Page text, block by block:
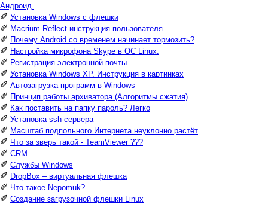
Андроид.
✐ Установка Windows с флешки
✐ Macrium Reflect инструкция пользователя
✐ Почему Android со временем начинает тормозить?
✐ Настройка микрофона Skype в ОС Linux.
✐ Регистрация электронной почты
✐ Установка Windows XP. Инструкция в картинках
✐ Автозагрузка программ в Windows
✐ Принцип работы архиватора (Алгоритмы сжатия)
✐ Как поставить на папку пароль? Легко
✐ Установка ssh-сервера
✐ Масштаб подпольного Интернета неуклонно растёт
✐ Что за зверь такой - TeamViewer ???
✐ CRM
✐ Службы Windows
✐ DropBox – виртуальная флешка
✐ Что такое Nepomuk?
✐ Создание загрузочной флешки Linux